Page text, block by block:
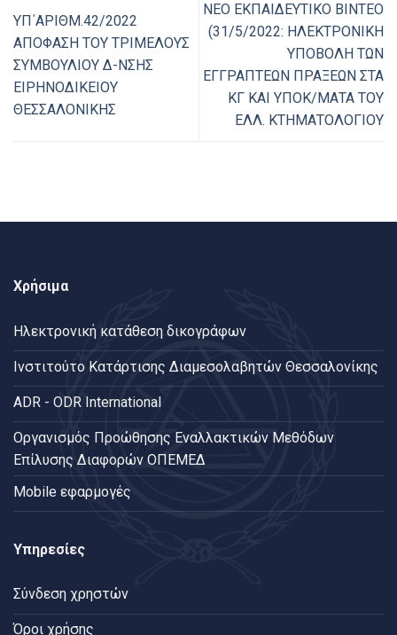
ΥΠ΄ΑΡΙΘΜ.42/2022
ΑΠΟΦΑΣΗ ΤΟΥ ΤΡΙΜΕΛΟΥΣ
ΣΥΜΒΟΥΛΙΟΥ Δ-ΝΣΗΣ
ΕΙΡΗΝΟΔΙΚΕΙΟΥ
ΘΕΣΣΑΛΟΝΙΚΗΣ
ΝΕΟ ΕΚΠΑΙΔΕΥΤΙΚΟ ΒΙΝΤΕΟ
(31/5/2022: ΗΛΕΚΤΡΟΝΙΚΗ
ΥΠΟΒΟΛΗ ΤΩΝ
ΕΓΓΡΑΠΤΕΩΝ ΠΡΑΞΕΩΝ ΣΤΑ
ΚΓ ΚΑΙ ΥΠΟΚ/ΜΑΤΑ ΤΟΥ
ΕΛΛ. ΚΤΗΜΑΤΟΛΟΓΙΟΥ
Χρήσιμα
Ηλεκτρονική κατάθεση δικογράφων
Ινστιτούτο Κατάρτισης Διαμεσολαβητών Θεσσαλονίκης
ADR - ODR International
Oργανισμός Προώθησης Εναλλακτικών Μεθόδων
Επίλυσης Διαφορών ΟΠΕΜΕΔ
Mobile εφαρμογές
Υπηρεσίες
Σύνδεση χρηστών
Όροι χρήσης